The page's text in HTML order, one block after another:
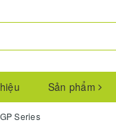
Sản phẩm
Series